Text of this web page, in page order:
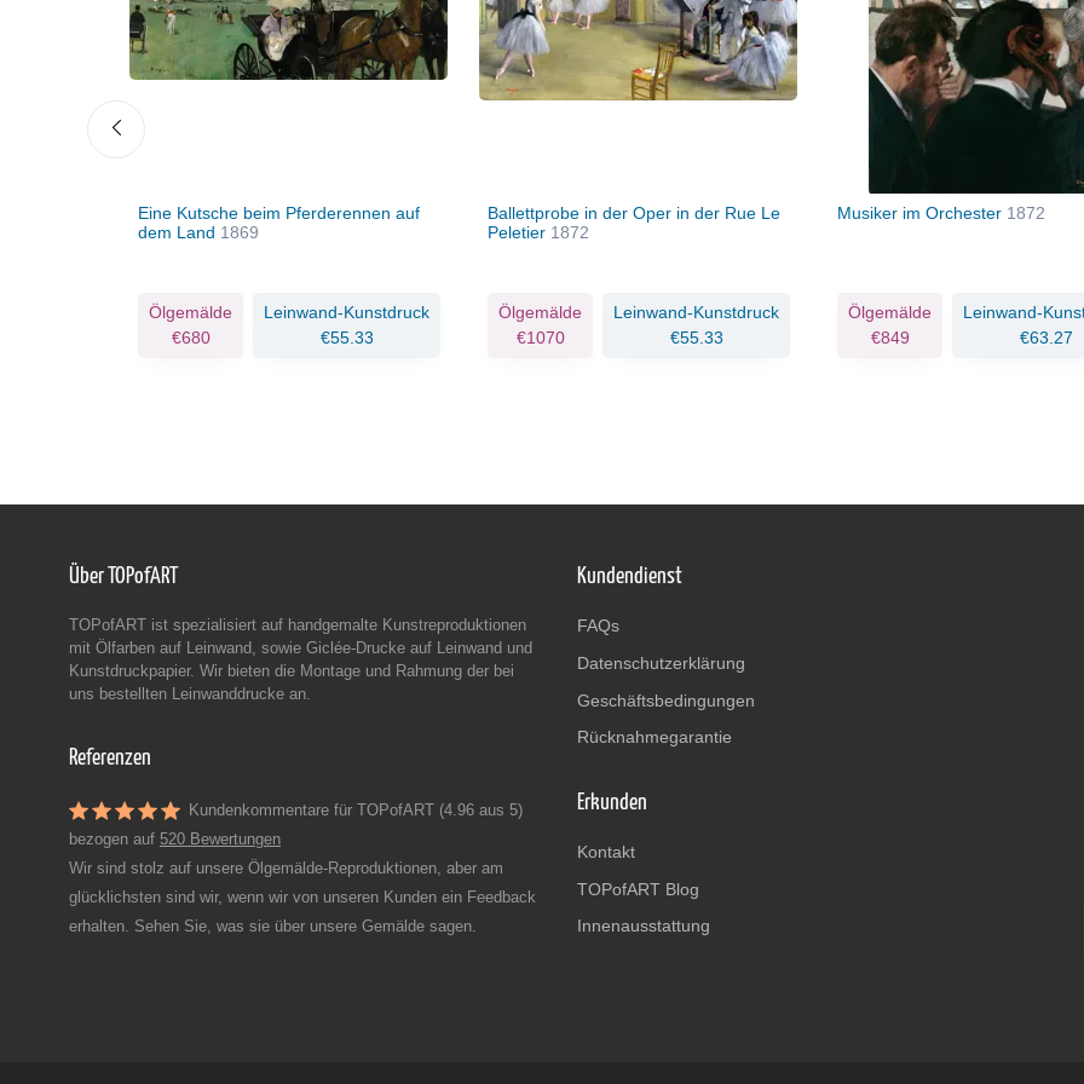
Eine Kutsche beim Pferderennen auf
dem Land 1869
Ölgemälde
€680
Leinwand-Kunstdruck
€55.33
Ballettprobe in der Oper in der Rue Le
Peletier 1872
Ölgemälde
€1070
Leinwand-Kunstdruck
€55.33
Musiker im Orchester 1872
Ölgemälde
€849
Leinwand-
€63.27
Über TOPofART
TOPofART ist spezialisiert auf handgemalte Kunstreproduktionen
mit Ölfarben auf Leinwand, sowie Giclée-Drucke auf Leinwand und
Kunstdruckpapier. Wir bieten die Montage und Rahmung der bei
uns bestellten Leinwanddrucke an.
Referenzen
Kundenkommentare für TOPofART (4.96 aus 5)
bezogen auf 520 Bewertungen
Wir sind stolz auf unsere Ölgemälde-Reproduktionen, aber am
glücklichsten sind wir, wenn wir von unseren Kunden ein Feedback
erhalten. Sehen Sie, was sie über unsere Gemälde sagen.
Kundendienst
FAQs
Datenschutzerklärung
Geschäftsbedingungen
Rücknahmegarantie
Erkunden
Kontakt
TOPofART Blog
Innenausstattung